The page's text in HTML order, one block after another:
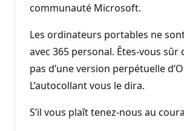
communauté Microsoft.
Les ordinateurs portables ne
avec 365 personal. Êtes-vous sûr
pas d’une version perpétuelle
L’autocollant vous le dira.
S’il vous plaît tenez-nous au